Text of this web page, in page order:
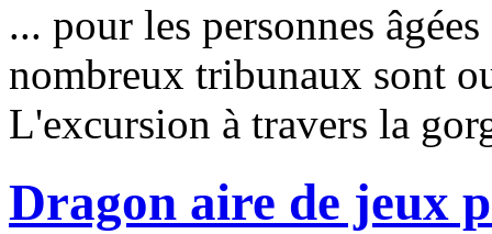
... pour les personnes
nombreux tribunaux sont
L'excursion à travers la
Dragon aire de jeux